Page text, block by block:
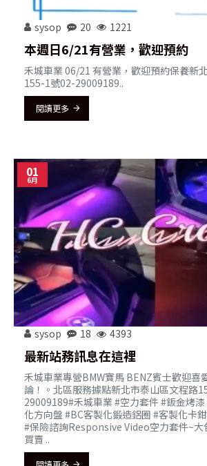
sysop 20 1221
本週日6/21有營業，歡迎預約
禾城車業 06/21 有營業，歡迎預約保養新
155-1號02-29009189..
閱讀更多
01
6月
sysop 18 4393
最新站務訊息在這裡
禾城車業專營BMW寶馬 BENZ賓士歡迎喜
論！。北區服務據點新北市泰山區文程路
29009189#禾城車業 #空力套件 #鈑金烤
化方向盤 #BC客製化鍛造鋁圈 #客製化卡
#保險諮詢Responsive Video空力套件~大
買賣 ..